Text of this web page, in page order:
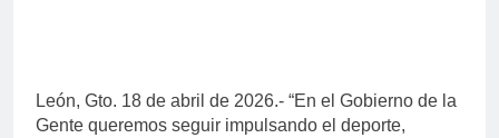
León, Gto. 18 de abril de 2026.- “En el Gobierno de la
Gente queremos seguir impulsando el deporte,